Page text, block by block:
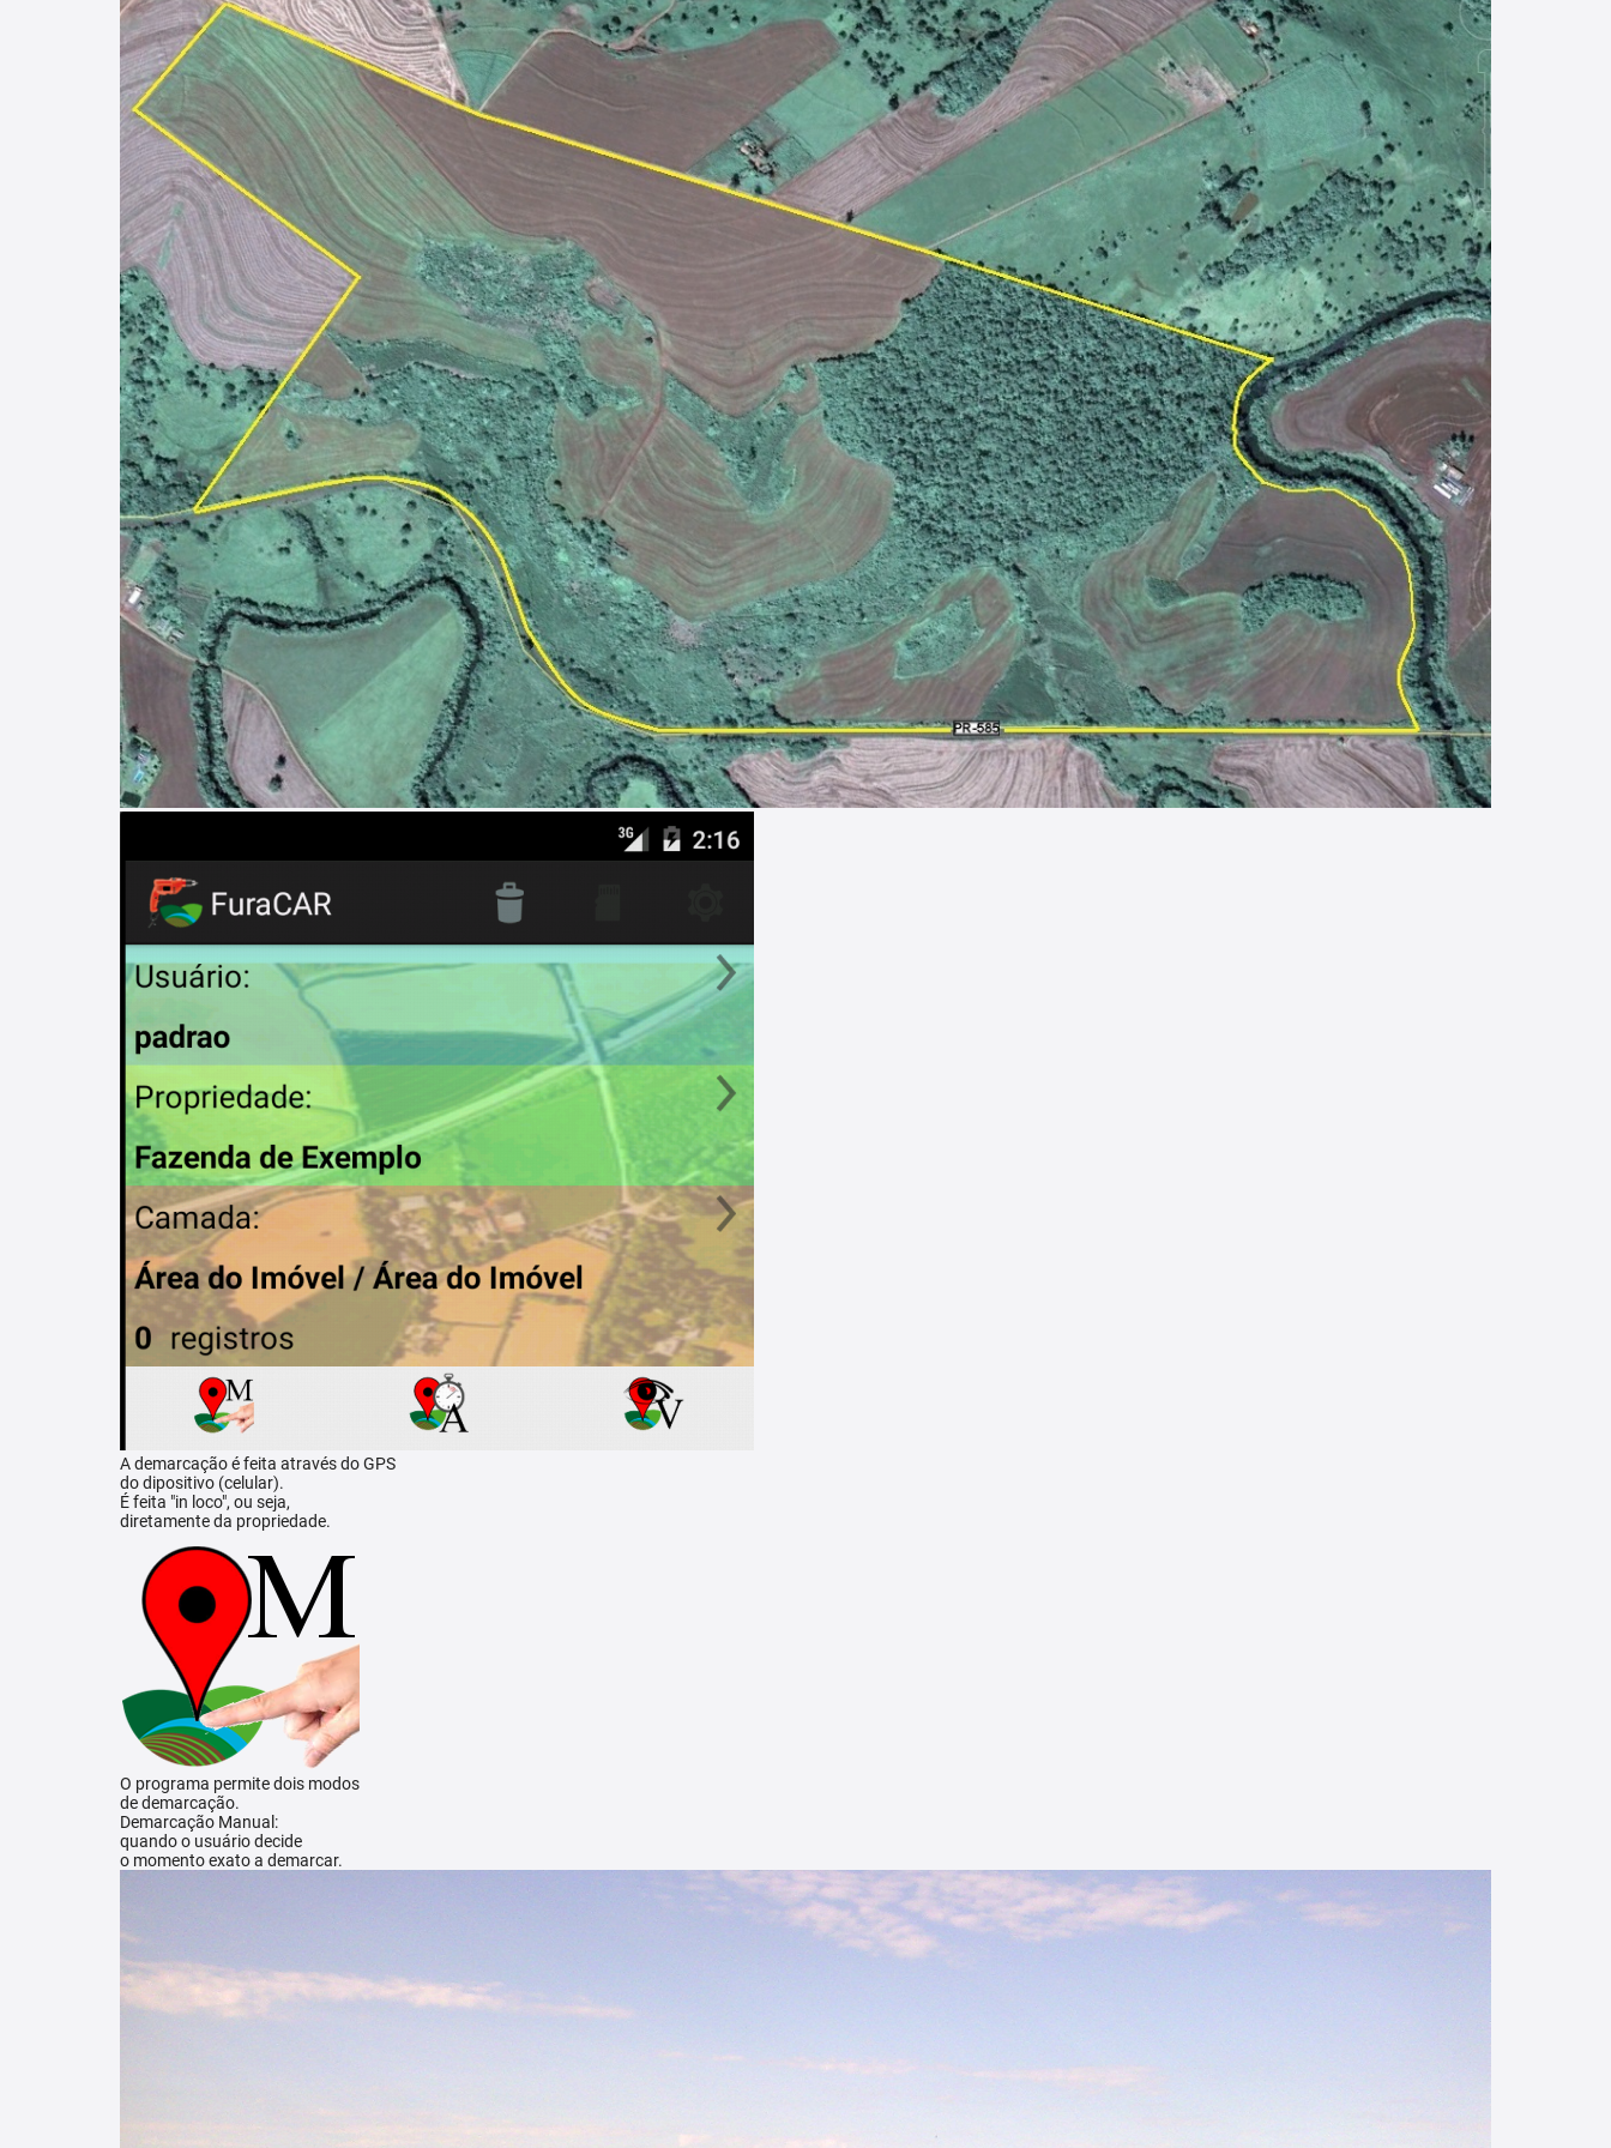
A demarcação é feita através do GPS
do dipositivo (celular).
É feita "in loco", ou seja,
diretamente da propriedade.
O programa permite dois modos
de demarcação.
Demarcação Manual:
quando o usuário decide
o momento exato a demarcar.